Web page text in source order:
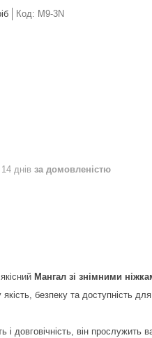
Код: М9-3N
днів за домовленістю
Мангал зі знімними
безпеку та доступність
і довговічність, він прослужить